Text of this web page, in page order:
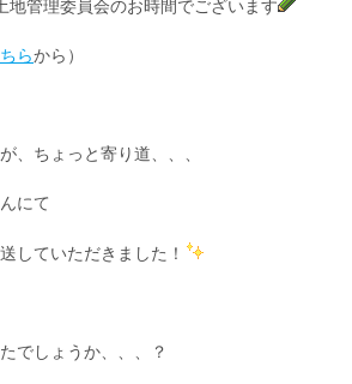
地管理委員会のお時間でございます
らから）
、ちょっと寄り道、、、
にて
していただきました！
でしょうか、、、？